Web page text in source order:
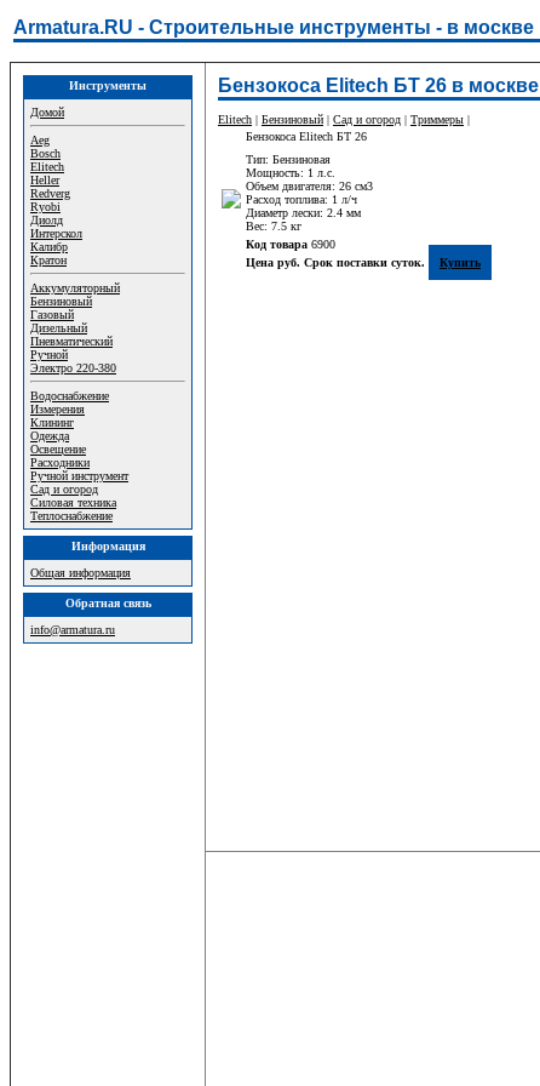
Armatura.RU - Строительные инструменты - в москве
Инструменты
Домой
Aeg
Bosch
Elitech
Heller
Redverg
Ryobi
Диолд
Интерскол
Калибр
Кратон
Аккумуляторный
Бензиновый
Газовый
Дизельный
Пневматический
Ручной
Электро 220-380
Водоснабжение
Измерения
Клининг
Одежда
Освещение
Расходники
Ручной инструмент
Сад и огород
Силовая техника
Теплоснабжение
Информация
Общая информация
Обратная связь
info@armatura.ru
Бензокоса Elitech БТ 26 в москве
Elitech | Бензиновый | Сад и огород | Триммеры |
Бензокоса Elitech БТ 26
Тип: Бензиновая
Мощность: 1 л.с.
Объем двигателя: 26 см3
Расход топлива: 1 л/ч
Диаметр лески: 2.4 мм
Вес: 7.5 кг
Код товара 6900
Цена руб. Срок поставки суток.
Купить